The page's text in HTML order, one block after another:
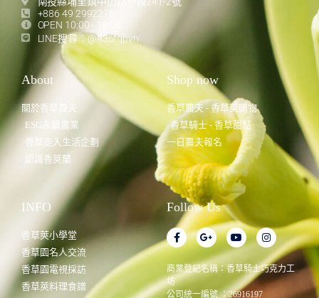
+886 49 2992276
OPEN 10:00 - 18:00
LINE搜尋：@936fqpvn
About
關於香草農夫
ESG永續農業
香草走入生活企劃
認識香莢蘭
Shop now
香草農夫 - 香草莢購物
香草騎士 - 香草甜點
一日農夫報名
INFO
香草莢小學堂
香草園名人交流
香草園電視採訪
香草莢料理食譜
Follow Us
商業登記名稱：香草騎士巧克力工
坊
公司統一編號 ：26916197